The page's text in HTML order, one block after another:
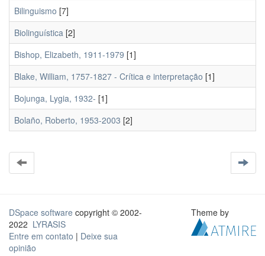
Bilinguismo [7]
Biolinguística [2]
Bishop, Elizabeth, 1911-1979 [1]
Blake, William, 1757-1827 - Crítica e interpretação [1]
Bojunga, Lygia, 1932- [1]
Bolaño, Roberto, 1953-2003 [2]
DSpace software copyright © 2002-
2022 LYRASIS
Entre em contato | Deixe sua
opinião
Theme by